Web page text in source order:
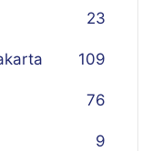
23
109
76
9